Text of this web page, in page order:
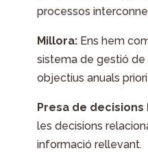
processos
Millora:Ens hem
sistema de gestió de
objectius anuals
Presa de
les decisions
informació rellevant.